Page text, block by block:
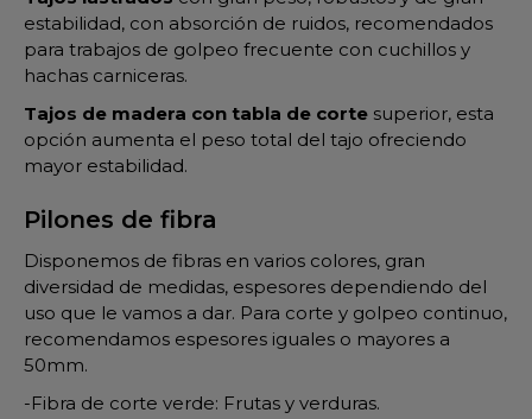
estabilidad, con absorción de ruidos, recomendados
para trabajos de golpeo frecuente con cuchillos y
hachas carniceras.
Tajos de madera con tabla de corte superior, esta
opción aumenta el peso total del tajo ofreciendo
mayor estabilidad.
Pilones de fibra
Disponemos de fibras en varios colores, gran
diversidad de medidas, espesores dependiendo del
uso que le vamos a dar. Para corte y golpeo continuo,
recomendamos espesores iguales o mayores a
50mm.
-Fibra de corte verde: Frutas y verduras.